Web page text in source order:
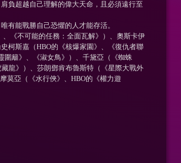
負超越自己理解的偉大天命，且必須遠行至
有能戰勝自己恐懼的人才能存活。
《不可能的任務：全面瓦解》）、奧斯卡伊
柯斯嘉（HBO的《核爆家園》、《復仇者聯
圍籬》、《淑女鳥》）、千黛亞（《蜘蛛
龍》）、莎朗鄧肯布魯斯特（《星際大戰外
莫亞（《水行俠》、HBO的《權力遊